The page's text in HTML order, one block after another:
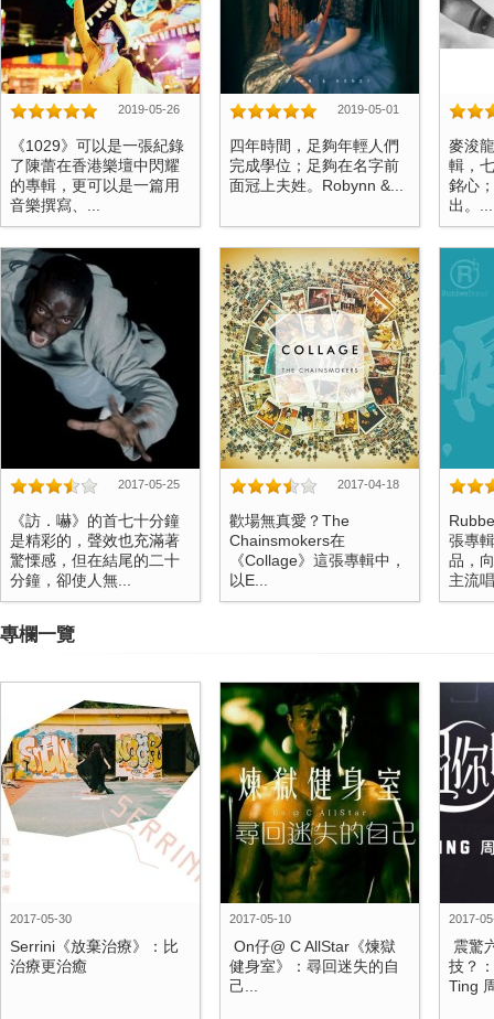
2019-05-26
《1029》可以是一張紀錄
了陳蕾在香港樂壇中閃耀
的專輯，更可以是一篇用
音樂撰寫、...
2019-05-01
四年時間，足夠年輕人們
完成學位；足夠在名字前
面冠上夫姓。Robynn &...
麥浚
輯，
銘心
出。...
2017-05-25
《訪．嚇》的首七十分鐘
是精彩的，聲效也充滿著
驚慄感，但在結尾的二十
分鐘，卻使人無...
2017-04-18
歡場無真愛？The
Chainsmokers在
《Collage》這張專輯中，
以E...
張專
品，
主流
專欄一覽
2017-05-30
Serrini《放棄治療》：比
治療更治癒
2017-05-10
​ On仔@ C AllStar《煉獄
健身室》：尋回迷失的自
己...
2017-
震驚
技？
Ting